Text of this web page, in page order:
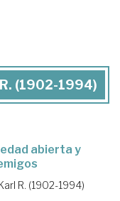
(1902-1994)
abierta y
R. (1902-1994)